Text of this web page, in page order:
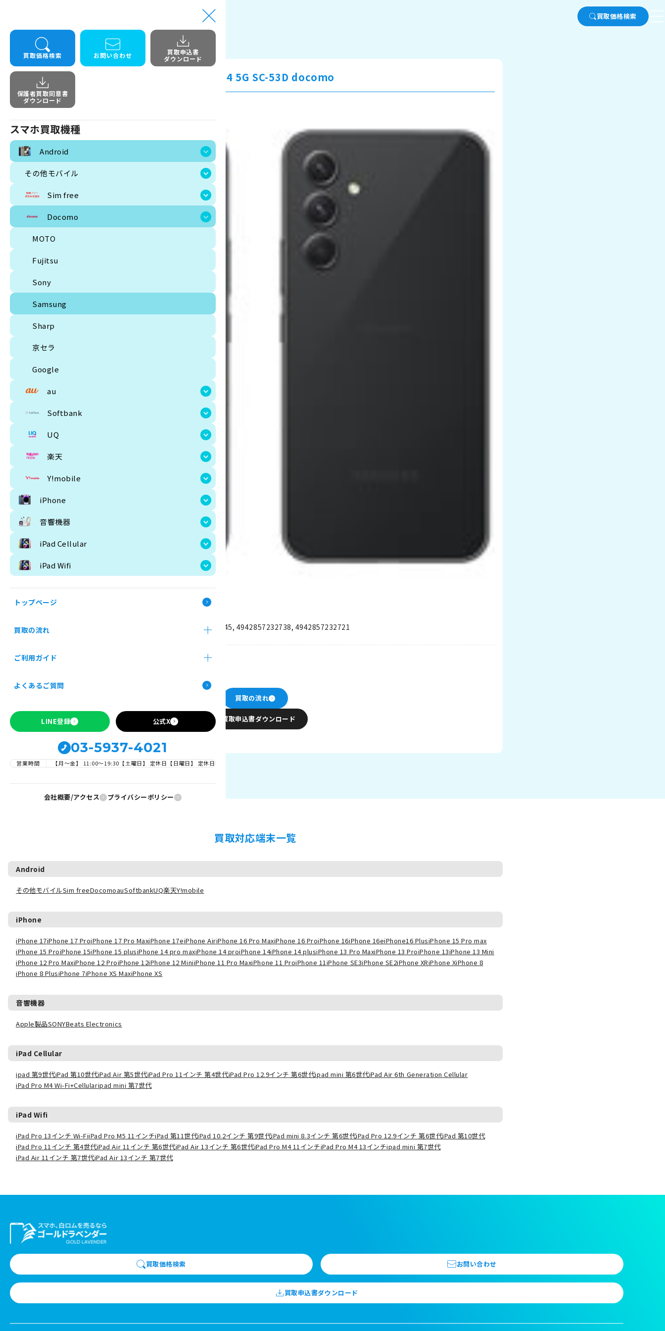
買取価格検索
買取価格検索 お問い合わせ
買取申込書
ダウンロード
保護者買取同意書
ダウンロード
スマホ買取機種
Android
その他モバイル
Sim free
Docomo
MOTO
Fujitsu
Sony
Samsung
Sharp
京セラ
Google
au
Softbank
UQ
楽天
Y!mobile
iPhone
音響機器
iPad Cellular
iPad Wifi
トップページ
買取の流れ
ご利用ガイド
SIMロックの解除について
よくあるご質問
LINE登録 公式X
03-5937-4021
営業時間 【月～金】 11:00〜19:30 【土曜日】 定休日 【日曜日】 定休日
会社概要/アクセス プライバシーポリシー
トップ Android Galaxy A54 5G SC-53D docomo
Galaxy A54 5G SC-53D docomo
4942857232745, 4942857232738, 4942857232721
すべての商品共通の注意文言
買取の流れ
買取申込書ダウンロード
買取対応端末一覧
Android
その他モバイルSim freeDocomoauSoftbankUQ楽天Y!mobile
iPhone
iPhone 17iPhone 17 ProiPhone 17 Pro MaxiPhone 17eiPhone AiriPhone 16 Pro MaxiPhone 16 ProiPhone 16iPhone 16eiPhone16 PlusiPhone 15 Pro max
iPhone 15 ProiPhone 15iPhone 15 plusiPhone 14 pro maxiPhone 14 proiPhone 14iPhone 14 plusiPhone 13 Pro MaxiPhone 13 ProiPhone 13iPhone 13 Mini
iPhone 12 Pro MaxiPhone 12 ProiPhone 12iPhone 12 MiniiPhone 11 Pro MaxiPhone 11 ProiPhone 11iPhone SE3iPhone SE2iPhone XRiPhone XiPhone 8
iPhone 8 PlusiPhone 7iPhone XS MaxiPhone XS
音響機器
Apple製品SONYBeats Electronics
iPad Cellular
ipad 第9世代iPad 第10世代iPad Air 第5世代iPad Pro 11インチ 第4世代iPad Pro 12.9インチ 第6世代ipad mini 第6世代iPad Air 6th Generation Cellular
iPad Pro M4 Wi-Fi+Cellularipad mini 第7世代
iPad Wifi
iPad Pro 13インチ Wi-FiiPad Pro M5 11インチiPad 第11世代iPad 10.2インチ 第9世代iPad mini 8.3インチ 第6世代iPad Pro 12.9インチ 第6世代iPad 第10世代
iPad Pro 11インチ 第4世代iPad Air 11インチ 第6世代iPad Air 13インチ 第6世代iPad Pro M4 11インチiPad Pro M4 13インチipad mini 第7世代
iPad Air 11インチ 第7世代iPad Air 13インチ 第7世代
買取価格検索 お問い合わせ
買取申込書ダウンロード